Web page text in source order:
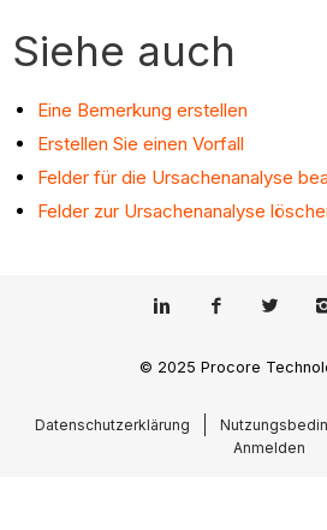
Siehe auch
Eine Bemerkung erstellen
Erstellen Sie einen Vorfall
Felder für die Ursachenanalyse
Felder zur Ursachenanalyse
© 2025 Procore
Datenschutzerklärung
Anmelden